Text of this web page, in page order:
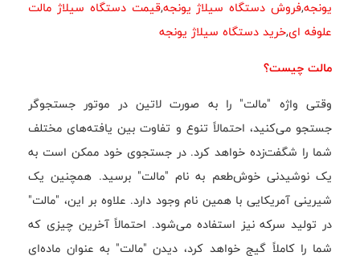
یونجه,فروش دستگاه سیلاژ یونجه,قیمت دستگاه سیلاژ مالت
علوفه ای,خرید دستگاه سیلاژ یونجه
مالت چیست؟
وقتی واژه "مالت" را به صورت لاتین در موتور جستجوگر
جستجو می‌کنید، احتمالاً تنوع و تفاوت بین یافته‌های مختلف
شما را شگفت‌زده خواهد کرد. در جستجوی خود ممکن است به
یک نوشیدنی خوش‌طعم به نام "مالت" برسید. همچنین یک
شیرینی آمریکایی با همین نام وجود دارد. علاوه بر این، "مالت"
در تولید سرکه نیز استفاده می‌شود. احتمالاً آخرین چیزی که
شما را کاملاً گیج خواهد کرد، دیدن "مالت" به عنوان ماده‌ای